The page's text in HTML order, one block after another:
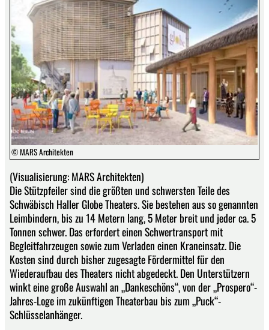
© MARS Architekten
(Visualisierung: MARS Architekten)
Die Stützpfeiler sind die größten und schwersten Teile des
Schwäbisch Haller Globe Theaters. Sie be­stehen aus so genannten
Leimbindern, bis zu 14 Metern lang, 5 Meter breit und jeder ca. 5
Tonnen schwer. Das erfordert einen Schwertransport mit
Begleitfahrzeugen sowie zum Verladen einen Kran­einsatz. Die
Kosten sind durch bisher zugesagte Fördermittel für den
Wiederaufbau des Theaters nicht abgedeckt. Den Unterstützern
winkt eine große Auswahl an „Dankeschöns“, von der „Prospero“-
Jahres-Loge im zukünftigen Theaterbau bis zum „Puck“-
Schlüsselanhänger.